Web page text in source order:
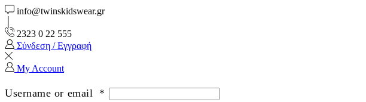
info@twinskidswear.gr
2323 0 22 555
Σύνδεση / Εγγραφή
My Account
Username or email *